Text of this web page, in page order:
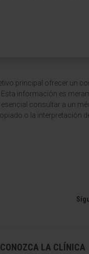
principal ofrecer un
información es
consultar a un
o la interpretación
CONOZCA LA CLÍNICA